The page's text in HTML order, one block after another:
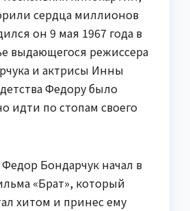
сердца миллионов
он 9 мая 1967 года в
выдающегося режиссера
и актрисы Инны
Федору было
идти по стопам своего
Бондарчук начал в
«Брат», который
хитом и принес ему